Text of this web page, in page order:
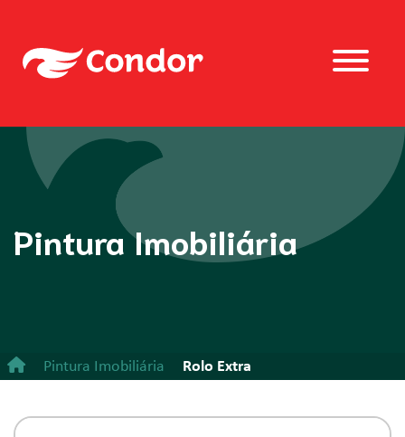
Pintura Imobiliária
Pintura Imobiliária Rolo Extra